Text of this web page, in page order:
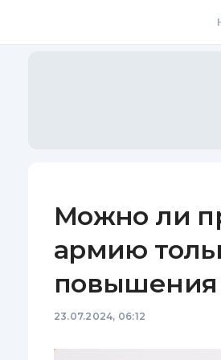
Можно ли
армию
повышения
23.07.2024, 06:12